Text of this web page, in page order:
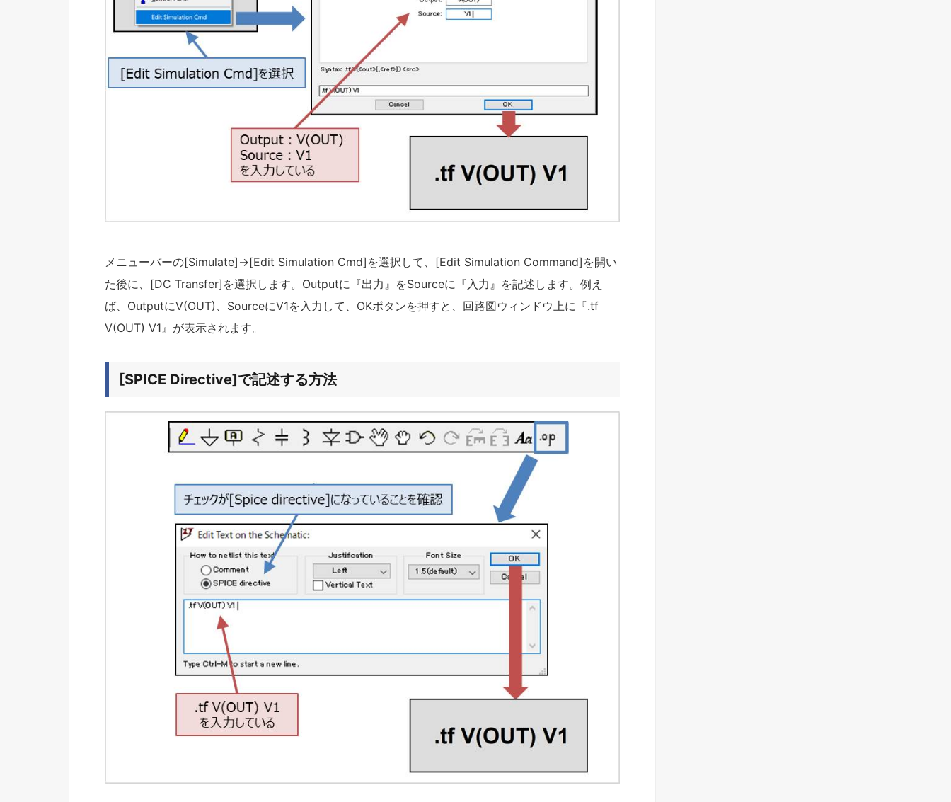
メニューバーの[Simulate]→[Edit Simulation Cmd]を選択して、[Edit Simulation Command]を開い
た後に、[DC Transfer]を選択します。Outputに『出力』をSourceに『入力』を記述します。例え
ば、OutputにV(OUT)、SourceにV1を入力して、OKボタンを押すと、回路図ウィンドウ上に『.tf
V(OUT) V1』が表示されます。
[SPICE Directive]で記述する方法